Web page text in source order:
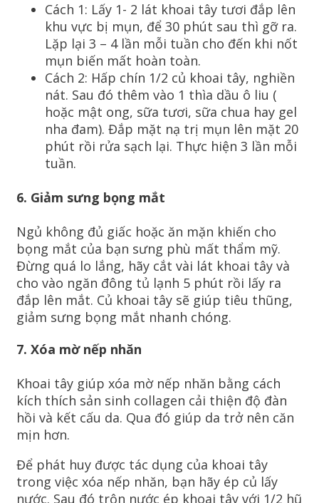
Cách 1: Lấy 1- 2 lát khoai tây tươi đắp lên
khu vực bị mụn, để 30 phút sau thì gỡ ra.
Lặp lại 3 – 4 lần mỗi tuần cho đến khi nốt
mụn biến mất hoàn toàn.
Cách 2: Hấp chín 1/2 củ khoai tây, nghiền
nát. Sau đó thêm vào 1 thìa dầu ô liu (
hoặc mật ong, sữa tươi, sữa chua hay gel
nha đam). Đắp mặt nạ trị mụn lên mặt 20
phút rồi rửa sạch lại. Thực hiện 3 lần mỗi
tuần.
6. Giảm sưng bọng mắt
Ngủ không đủ giấc hoặc ăn mặn khiến cho
bọng mắt của bạn sưng phù mất thẩm mỹ.
Đừng quá lo lắng, hãy cắt vài lát khoai tây và
cho vào ngăn đông tủ lạnh 5 phút rồi lấy ra
đắp lên mắt. Củ khoai tây sẽ giúp tiêu thũng,
giảm sưng bọng mắt nhanh chóng.
7. Xóa mờ nếp nhăn
Khoai tây giúp xóa mờ nếp nhăn bằng cách
kích thích sản sinh collagen cải thiện độ đàn
hồi và kết cấu da. Qua đó giúp da trở nên căn
mịn hơn.
Để phát huy được tác dụng của khoai tây
trong việc xóa nếp nhăn, bạn hãy ép củ lấy
nước. Sau đó trộn nước ép khoai tây với 1/2 hũ